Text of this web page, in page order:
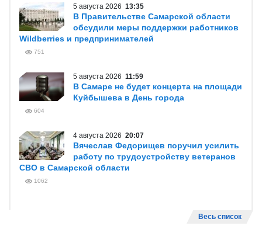
5 августа 2026 13:35
В Правительстве Самарской области
обсудили меры поддержки работников
Wildberries и предпринимателей
751
5 августа 2026 11:59
В Самаре не будет концерта на площади
Куйбышева в День города
604
4 августа 2026 20:07
Вячеслав Федорищев поручил усилить
работу по трудоустройству ветеранов
СВО в Самарской области
1062
Весь список